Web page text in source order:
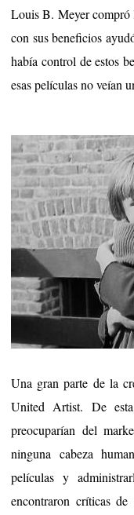
Louis B. Meyer compró
con sus beneficios
había control de estos
esas películas no veían
Una gran parte de la
United Artist. De
preocuparían del
ninguna cabeza
películas y
encontraron críticas